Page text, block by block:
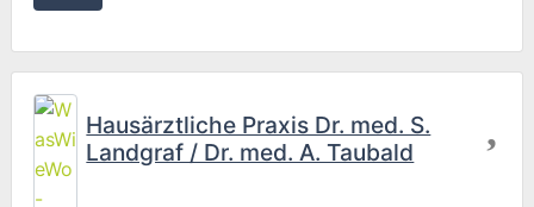
Hausärztliche Praxis Dr. med. S.
Landgraf / Dr. med. A. Taubald
Wird geladen …